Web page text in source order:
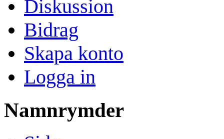
Diskussion
Bidrag
Skapa konto
Logga in
Namnrymder